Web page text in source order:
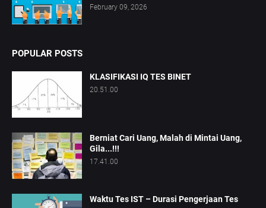
February 09, 2026
POPULAR POSTS
KLASIFIKASI IQ TES BINET
20.51.00
Berniat Cari Uang, Malah di Mintai Uang,
Gila...!!!
17.41.00
Waktu Tes IST – Durasi Pengerjaan Tes